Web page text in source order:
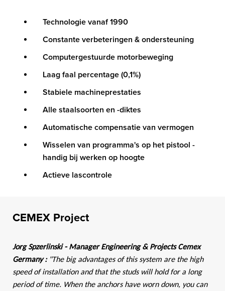
Technologie vanaf 1990
Constante verbeteringen & ondersteuning
Computergestuurde motorbeweging
Laag faal percentage (0,1%)
Stabiele machineprestaties
Alle staalsoorten en -diktes
Automatische compensatie van vermogen
Wisselen van programma's op het pistool -
handig bij werken op hoogte
Actieve lascontrole
CEMEX Project
Jorg Spzerlinski - Manager Engineering & Projects Cemex
Germany : "The big advantages of this system are the high
speed of installation and that the studs will hold for a long
period of time. When the anchors have worn down, you can